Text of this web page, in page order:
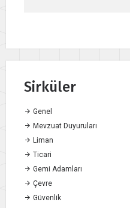
Sirküler
Genel
Mevzuat Duyuruları
Liman
Ticari
Gemi Adamları
Çevre
Güvenlik